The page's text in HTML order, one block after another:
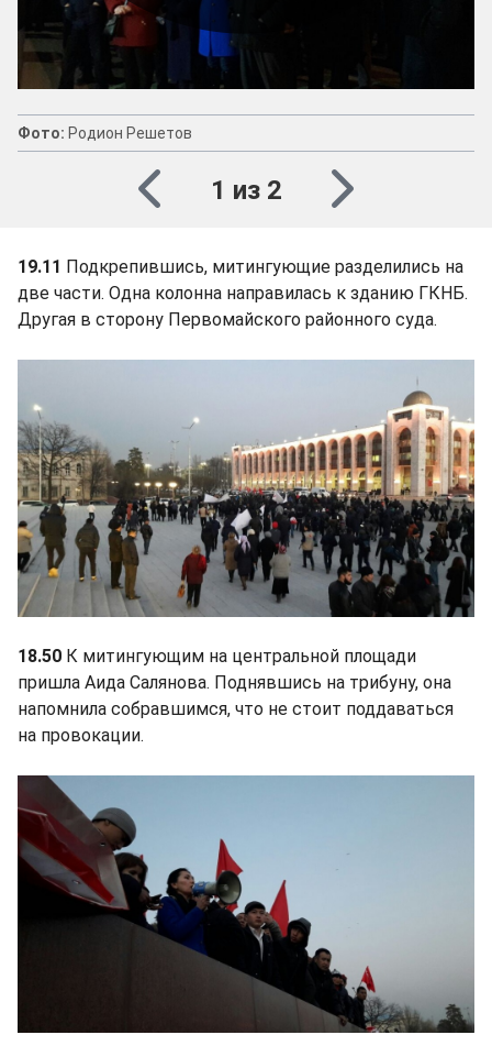
Фото: Родион Решетов
1 из 2
19.11 Подкрепившись, митингующие разделились на
две части. Одна колонна направилась к зданию ГКНБ.
Другая в сторону Первомайского районного суда.
18.50 К митингующим на центральной площади
пришла Аида Салянова. Поднявшись на трибуну, она
напомнила собравшимся, что не стоит поддаваться
на провокации.